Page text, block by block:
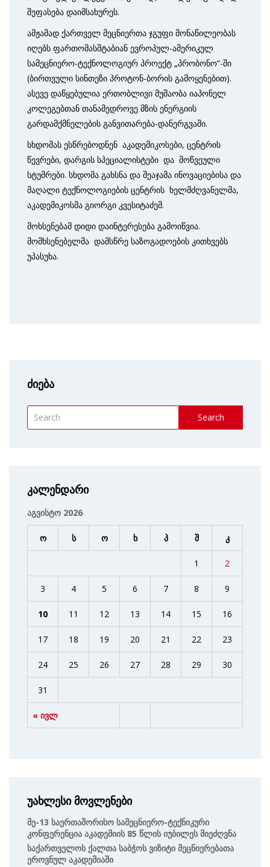
შეფასება დაიმსახურეს.
ამჟამად ქართველ მეცნიერთა ჯგუფი მონაწილეობას
იღებს ფართომასშტაბიან ევროპულ-ამერიკულ
სამეცნიერო-ტექნოლოგიურ პროექტ „პრობონო“-ში
(ბირთვული სინთეზი პროტონ-ბორის გამოყენებით).
ასევე დაწყებულია ერთობლივი მუშაობა იაპონელ
კოლეგებთან თანამედროვე მზის ენერგიის
გარდამქმნელების განვითარება-დანერგვაში.
სხდომას ესწრებოდნენ აკადემიკოსები, ცენტრის
წევრები, დარგის სპეციალისტები და მოწვეული
სტუმრები. სხდომა გახსნა და შეაჯამა ინოვაციებისა და
მაღალი ტექნოლოგიების ცენტრის ხელმძღვანელმა,
აკადემიკოსმა გიორგი კვესიტაძემ.
მოხსენებამ დიდი დაინტერესება გამოიწვია.
მომხსენებელმა დამსწრე საზოგადოების კითხვებს
უპასუხა.
ძიება
Search
კალენდარი
აგვისტო 2026
ო ს ო ხ პ შ კ
« ივლ
1 2
3 4 5 6 7 8 9
10 11 12 13 14 15 16
17 18 19 20 21 22 23
24 25 26 27 28 29 30
31
უახლესი მოვლენები
Მე-13 Საერთაშორისო Სამეცნიერო-Ტექნიკური
Კონფერენცია Აკადემიის 85 Წლის Იუბილეს Მიეძღვნა
Საქართველოს Ქალთა Საბჭოს Ვიზიტი Მეცნიერებათა
Ეროვნულ Აკადემიაში